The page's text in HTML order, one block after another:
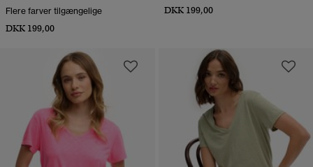
Flere farver tilgængelige
DKK 199,00
DKK 199,00